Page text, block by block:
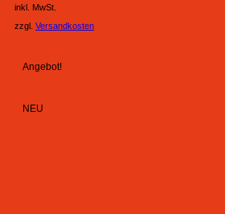
inkl. MwSt.
zzgl. Versandkosten
Angebot!
NEU